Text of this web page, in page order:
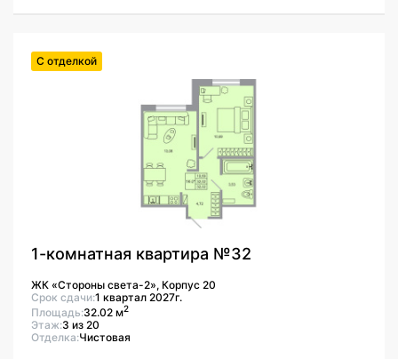
С отделкой
1-комнатная квартира №32
ЖК «Стороны света-2», Корпус 20
Срок сдачи:1 квартал 2027г.
Площадь:32.02 м2
Этаж:3 из 20
Отделка:Чистовая